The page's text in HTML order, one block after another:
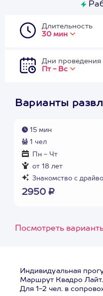
Длительность
30 мин
Дни проведения
Пт - Вс
Варианты
15 мин
1 чел
Пн - Чт
от 18 лет
Знакомство с
2950 ₽
Посмотреть
Индивидуальная
Маршрут Квадро Лайт.
Для 1-2 чел. в